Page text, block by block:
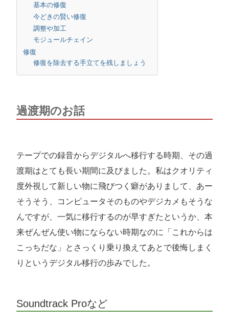
基本の修復
今どきの賢い修復
調整や加工
モジュールチェイン
修復
修復を除去する手立てを残しましょう
過渡期のお話
テープでの録音からデジタルへ移行する時期、その過
渡期はとても長い期間に及びました。私はクオリティ
度外視して新しい物に飛びつく癖がありまして、あー
そうそう、コンピュータそのものやデジカメもそうな
んですが、一気に移行するのが早すぎたというか、本
来ぜんぜん使い物にならない時期なのに「これからは
こっちだな」とさっくり乗り換えてあとで後悔しまく
りというデジタル移行の歩みでした。
Soundtrack Proなど